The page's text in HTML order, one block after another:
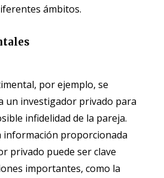
ámbitos.
por ejemplo, se
un investigador privado para
infidelidad de la pareja.
información proporcionada
privado puede ser clave
importantes, como la